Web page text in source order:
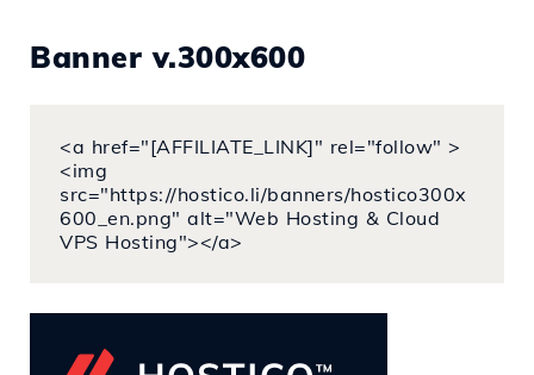
Banner v.300x600
<a href="[AFFILIATE_LINK]" rel="follow" >
<img
src="https://hostico.li/banners/hostico300x
600_en.png" alt="Web Hosting & Cloud
VPS Hosting"></a>